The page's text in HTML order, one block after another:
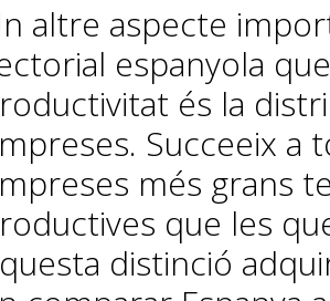
altre aspecte
espanyola
és la
Succeeix a
més grans
que les
distinció